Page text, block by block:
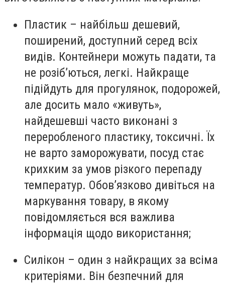
Пластик – найбільш дешевий,
поширений, доступний серед всіх
видів. Контейнери можуть падати, та
не розіб’ються, легкі. Найкраще
підійдуть для прогулянок, подорожей,
але досить мало «живуть»,
найдешевші часто виконані з
переробленого пластику, токсичні. Їх
не варто заморожувати, посуд стає
крихким за умов різкого перепаду
температур. Обов’язково дивіться на
маркування товару, в якому
повідомляється вся важлива
інформація щодо використання;
Силікон – один з найкращих за всіма
критеріями. Він безпечний для